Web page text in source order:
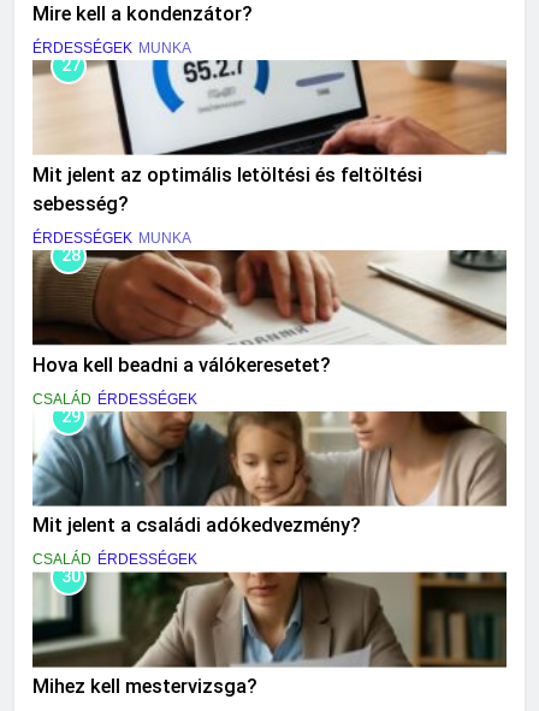
Mire kell a kondenzátor?
ÉRDESSÉGEK MUNKA
27
Mit jelent az optimális letöltési és feltöltési
sebesség?
ÉRDESSÉGEK MUNKA
28
Hova kell beadni a válókeresetet?
CSALÁD ÉRDESSÉGEK
29
Mit jelent a családi adókedvezmény?
CSALÁD ÉRDESSÉGEK
30
Mihez kell mestervizsga?